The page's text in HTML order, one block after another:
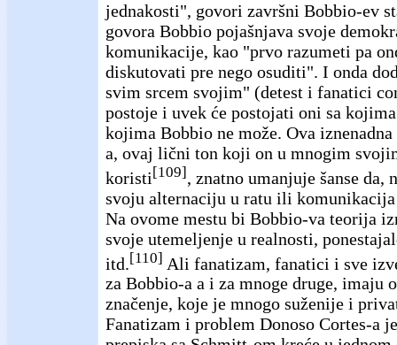
jednakosti", govori završni Bobbio-ev
govora Bobbio pojašnjava svoje
komunikacije, kao "prvo razumeti pa
diskutovati pre nego osuditi". I onda
svim srcem svojim" (detest i fanatici
postoje i uvek će postojati oni sa kojima
kojima Bobbio ne može. Ova
a, ovaj lični ton koji on u mnogim
koristi[109], znatno umanjuje šanse da,
svoju alternaciju u ratu ili
Na ovome mestu bi Bobbio-va teorija
svoje utemeljenje u realnosti,
itd. [110] Ali fanatizam, fanatici i sve
za Bobbio-a a i za mnoge druge, imaju
značenje, koje je mnogo suženije i
Fanatizam i problem Donoso Cortes-a